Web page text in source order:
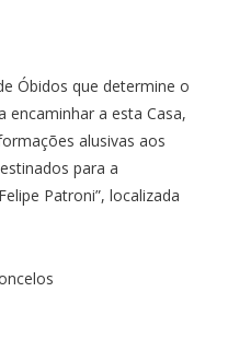
Óbidos que determine o
a esta Casa,
alusivas aos
para a
Patroni”, localizada